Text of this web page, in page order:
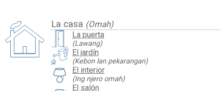
La casa (Omah)
La puerta
(Lawang)
El jardín
(Kebon lan pekarangan)
El interior
(Ing njero omah)
El salón